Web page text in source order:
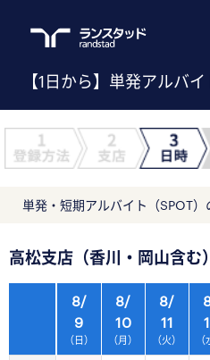
【1日から】単発アルバイ
単発・短期アルバイト（SPOT）
高松支店（香川・岡山含む）
8/
9
（日）
8/
10
（月）
8/
11
（火） （